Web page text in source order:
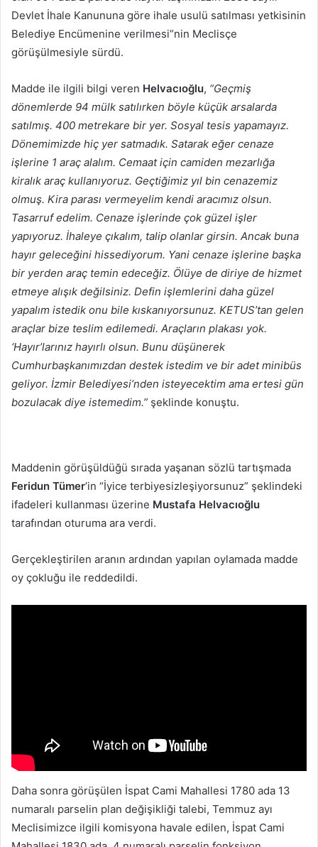
Devlet İhale Kanununa göre ihale usulü satılması yetkisinin
Belediye Encümenine verilmesi”nin Meclisçe
görüşülmesiyle sürdü.
Madde ile ilgili bilgi veren Helvacıoğlu, “Geçmiş
dönemlerde 94 mülk satılırken böyle küçük arsalarda
satılmış. 400 metrekare bir yer. Sosyal tesis yapamayız.
Dönemimizde hiç yer satmadık. Satarak eğer cenaze
işlerine 1 araç alalım. Cemaat için camiden mezarlığa
kiralık araç kullanıyoruz. Geçtiğimiz yıl bin cenazemiz
olmuş. Kira parası vermeyelim kendi aracımız olsun.
Tasarruf edelim. Cenaze işlerinde çok güzel işler
yapıyoruz. İhaleye çıkalım, talip olanlar girsin. Ancak buna
hayır geleceğini hissediyorum. Yani cenaze işlerine başka
bir yerden araç temin edeceğiz. Ölüye de diriye de hizmet
etmeye alışık değilsiniz. Defin işlemlerini daha güzel
yapalım istedik onu bile kıskanıyorsunuz. KETUS’tan gelen
araçlar bize teslim edilemedi. Araçların plakası yok.
‘Hayır’larınız hayırlı olsun. Bunu düşünerek
Cumhurbaşkanımızdan destek istedim ve bir adet minibüs
geliyor. İzmir Belediyesi’nden isteyecektim ama ertesi gün
bozulacak diye istemedim.” şeklinde konuştu.
Maddenin görüşüldüğü sırada yaşanan sözlü tartışmada
Feridun Tümer’in “İyice terbiyesizleşiyorsunuz” şeklindeki
ifadeleri kullanması üzerine Mustafa Helvacıoğlu
tarafından oturuma ara verdi.
Gerçekleştirilen aranın ardından yapılan oylamada madde
oy çokluğu ile reddedildi.
Daha sonra görüşülen İspat Cami Mahallesi 1780 ada 13
numaralı parselin plan değişikliği talebi, Temmuz ayı
Meclisimizce ilgili komisyona havale edilen, İspat Cami